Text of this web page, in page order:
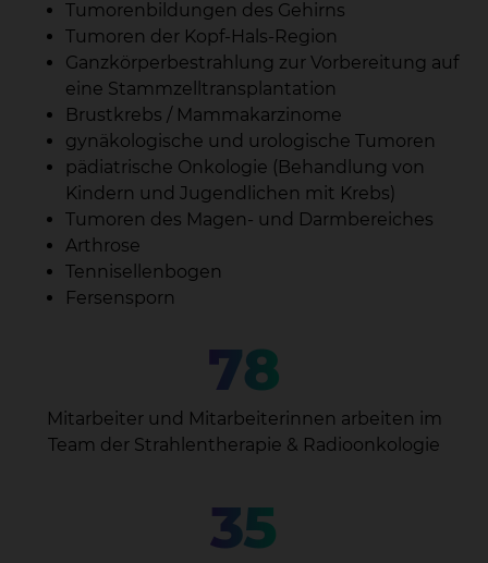
Tumorenbildungen des Gehirns
Tumoren der Kopf-Hals-Region
Ganzkörperbestrahlung zur Vorbereitung auf
eine Stammzelltransplantation
Brustkrebs / Mammakarzinome
gynäkologische und urologische Tumoren
pädiatrische Onkologie (Behandlung von
Kindern und Jugendlichen mit Krebs)
Tumoren des Magen- und Darmbereiches
Arthrose
Tennisellenbogen
Fersensporn
78
Mitarbeiter und Mitarbeiterinnen arbeiten im
Team der Strahlentherapie & Radioonkologie
35